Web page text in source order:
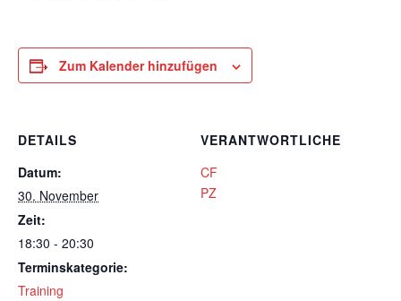
Zum Kalender hinzufügen
DETAILS
Datum:
30. November
Zeit:
18:30 - 20:30
Terminskategorie:
Training
VERANTWORTLICHE
CF
PZ